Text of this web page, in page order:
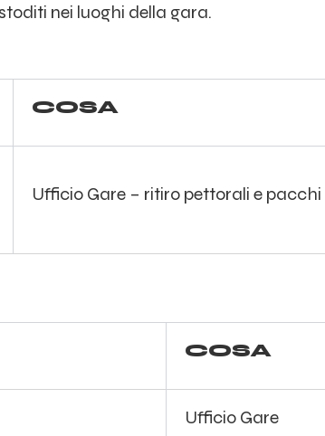
nei luoghi della gara.
COSA
Ufficio Gare – ritiro pettorali e
COSA
Ufficio Gare